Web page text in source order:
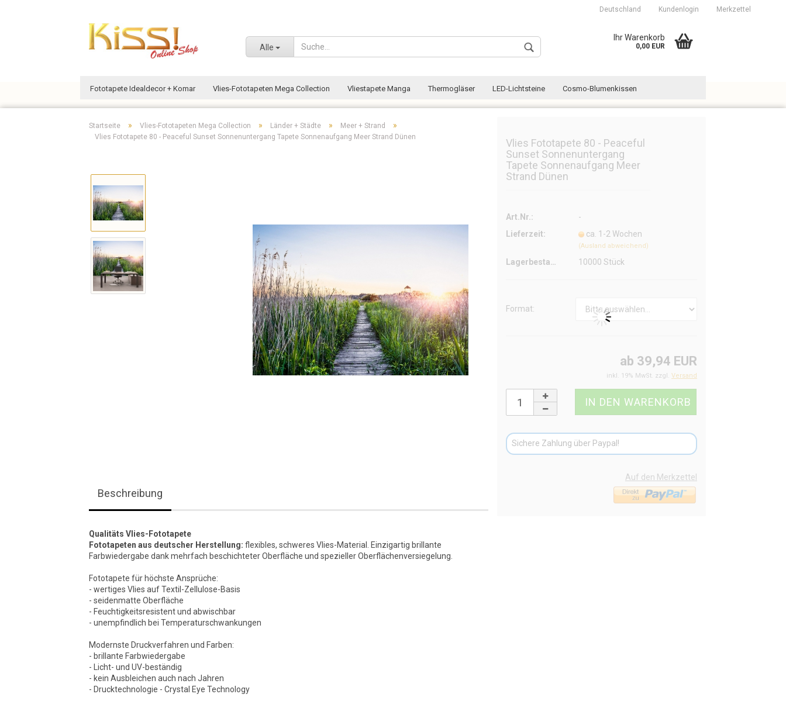
Deutschland
Wohnort
Kundenlogin
Konto erstellen
Merkzettel
Alle
Ihr Warenkorb
0,00 EUR
Fototapete Idealdecor + Komar Vlies-Fototapeten Mega Collection Vliestapete Manga Thermogläser LED-Lichtsteine Cosmo-Blumenkissen
Startseite » Vlies-Fototapeten Mega Collection » Länder + Städte » Meer + Strand »
Vlies Fototapete 80 - Peaceful Sunset Sonnenuntergang Tapete Sonnenaufgang Meer Strand Dünen
Vlies Fototapete 80 - Peaceful
Sunset Sonnenuntergang
Tapete Sonnenaufgang Meer
Strand Dünen
Art.Nr.:
-
Lieferzeit:
ca. 1-2 Wochen
(Ausland abweichend)
10000Stück
Format:
ab 39,94 EUR
inkl. 19% MwSt. zzgl. Versand
Sichere Zahlung über Paypal!
Auf den Merkzettel
Beschreibung
Qualitäts Vlies-Fototapete
Fototapeten aus deutscher Herstellung: flexibles, schweres Vlies-Material. Einzigartig brillante
Farbwiedergabe dank mehrfach beschichteter Oberfläche und spezieller Oberflächenversiegelung.
Fototapete für höchste Ansprüche:
- wertiges Vlies auf Textil-Zellulose-Basis
- seidenmatte Oberfläche
- Feuchtigkeitsresistent und abwischbar
- unempfindlich bei Temperaturschwankungen
Modernste Druckverfahren und Farben:
- brillante Farbwiedergabe
- Licht- und UV-beständig
- kein Ausbleichen auch nach Jahren
- Drucktechnologie - Crystal Eye Technology